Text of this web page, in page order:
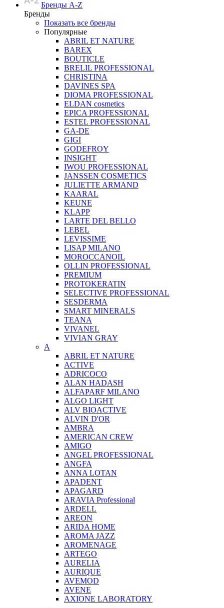
Бренды A-Z
Бренды
Показать все бренды
Популярные
ABRIL ET NATURE
BAREX
BOUTICLE
BRELIL PROFESSIONAL
CHRISTINA
DAVINES SPA
DIOMA PROFESSIONAL
ELDAN cosmetics
EPICA PROFESSIONAL
ESTEL PROFESSIONAL
GA-DE
GIGI
GODEFROY
INSIGHT
IWOU PROFESSIONAL
JANSSEN COSMETICS
JULIETTE ARMAND
KAARAL
KEUNE
KLAPP
LARTE DEL BELLO
LEBEL
LEVISSIME
LISAP MILANO
MOROCCANOIL
OLLIN PROFESSIONAL
PREMIUM
PROTOKERATIN
SELECTIVE PROFESSIONAL
SESDERMA
SMART MINERALS
TEANA
VIVANEL
VIVIAN GRAY
A
ABRIL ET NATURE
ACTIVE
ADRICOCO
ALAN HADASH
ALFAPARF MILANO
ALGO LIGHT
ALV BIOACTIVE
ALVIN D'OR
AMBRA
AMERICAN CREW
AMIGO
ANGEL PROFESSIONAL
ANGFA
ANNA LOTAN
APADENT
APAGARD
ARAVIA Professional
ARDELL
AREON
ARIDA HOME
AROMA JAZZ
AROMENAGE
ARTEGO
AURELIA
AURIQUE
AVEMOD
AVENE
AXIONE LABORATORY